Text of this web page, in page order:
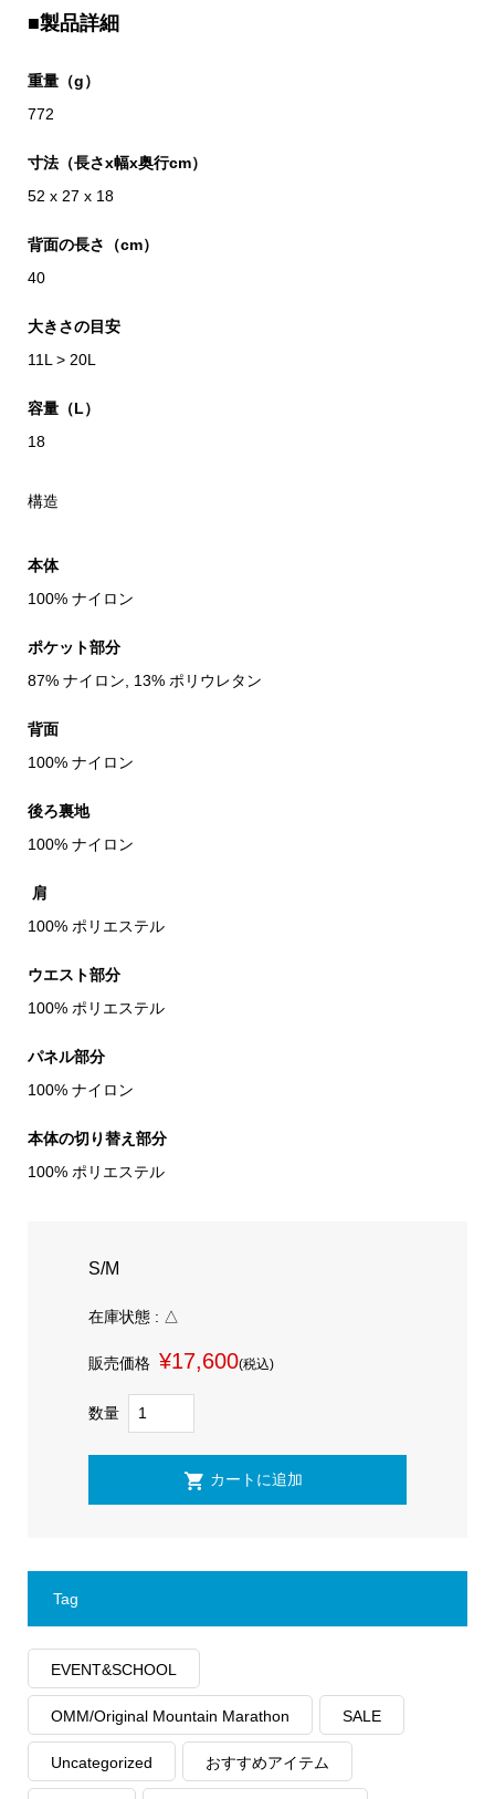
■製品詳細
重量（g）
772
寸法（長さx幅x奥行cm）
52 x 27 x 18
背面の長さ（cm）
40
大きさの目安
11L > 20L
容量（L）
18
構造
本体
100% ナイロン
ポケット部分
87% ナイロン, 13% ポリウレタン
背面
100% ナイロン
後ろ裏地
100% ナイロン
肩
100% ポリエステル
ウエスト部分
100% ポリエステル
パネル部分
100% ナイロン
本体の切り替え部分
100% ポリエステル
S/M
在庫状態 : △
販売価格 ¥17,600(税込)
数量
Tag
EVENT&SCHOOL
OMM/Original Mountain Marathon SALE
Uncategorized おすすめアイテム